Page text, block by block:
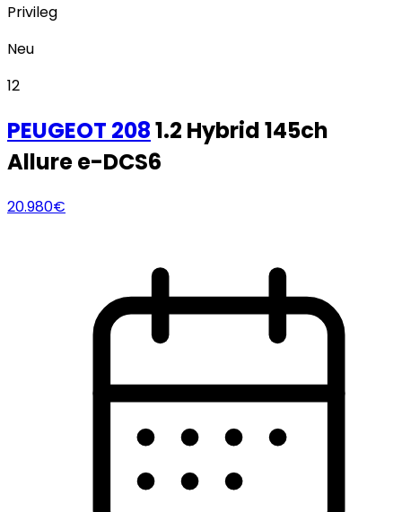
Privileg
Neu
12
PEUGEOT 2081.2 Hybrid 145ch
Allure e-DCS6
20.980€